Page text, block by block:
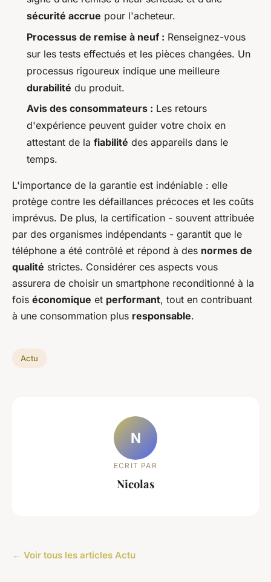
sécurité accrue pour l'acheteur.
Processus de remise à neuf : Renseignez-vous
sur les tests effectués et les pièces changées. Un
processus rigoureux indique une meilleure
durabilité du produit.
Avis des consommateurs : Les retours
d'expérience peuvent guider votre choix en
attestant de la fiabilité des appareils dans le
temps.
L'importance de la garantie est indéniable : elle
protège contre les défaillances précoces et les coûts
imprévus. De plus, la certification - souvent attribuée
par des organismes indépendants - garantit que le
téléphone a été contrôlé et répond à des normes de
qualité strictes. Considérer ces aspects vous
assurera de choisir un smartphone reconditionné à la
fois économique et performant, tout en contribuant
à une consommation plus responsable.
Actu
N
ECRIT PAR
Nicolas
← Voir tous les articles Actu